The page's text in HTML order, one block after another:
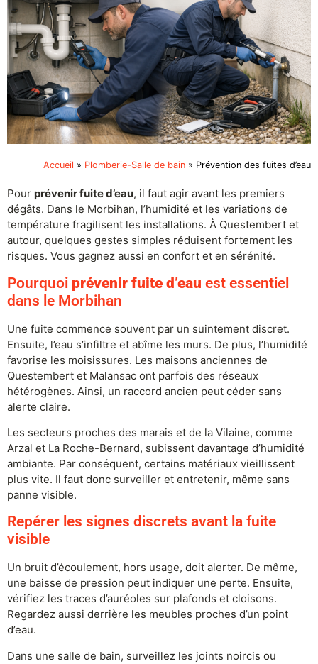
Accueil » Plomberie-Salle de bain » Prévention des fuites d’eau
Pour prévenir fuite d’eau, il faut agir avant les premiers
dégâts. Dans le Morbihan, l’humidité et les variations de
température fragilisent les installations. À Questembert et
autour, quelques gestes simples réduisent fortement les
risques. Vous gagnez aussi en confort et en sérénité.
Pourquoi prévenir fuite d’eau est essentiel
dans le Morbihan
Une fuite commence souvent par un suintement discret.
Ensuite, l’eau s’infiltre et abîme les murs. De plus, l’humidité
favorise les moisissures. Les maisons anciennes de
Questembert et Malansac ont parfois des réseaux
hétérogènes. Ainsi, un raccord ancien peut céder sans
alerte claire.
Les secteurs proches des marais et de la Vilaine, comme
Arzal et La Roche-Bernard, subissent davantage d’humidité
ambiante. Par conséquent, certains matériaux vieillissent
plus vite. Il faut donc surveiller et entretenir, même sans
panne visible.
Repérer les signes discrets avant la fuite
visible
Un bruit d’écoulement, hors usage, doit alerter. De même,
une baisse de pression peut indiquer une perte. Ensuite,
vérifiez les traces d’auréoles sur plafonds et cloisons.
Regardez aussi derrière les meubles proches d’un point
d’eau.
Dans une salle de bain, surveillez les joints noircis ou